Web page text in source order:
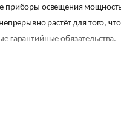
приборы освещения
растёт для того,
гарантийные обязательства.
для мачтового